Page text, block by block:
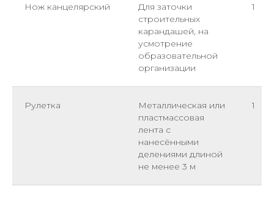
Нож канцелярский
Для заточки
строительных
карандашей, на
усмотрение
образовательной
организации
1
Рулетка
Металлическая или
пластмассовая
лента с
нанесёнными
делениями длиной
не менее 3 м
1